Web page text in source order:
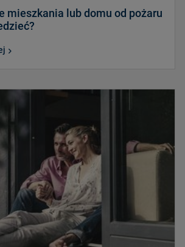
mieszkania lub domu od pożaru